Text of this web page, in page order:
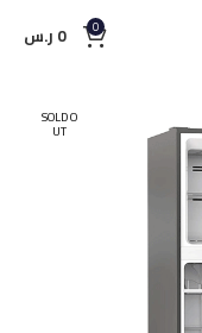
0
0 ر.س
SOLD O
UT